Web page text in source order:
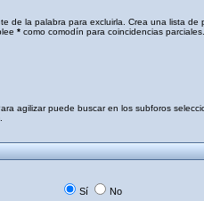
de la palabra para excluirla. Crea una lista de
* como comodín para coincidencias parciales.
agilizar puede buscar en los subforos
Sí No